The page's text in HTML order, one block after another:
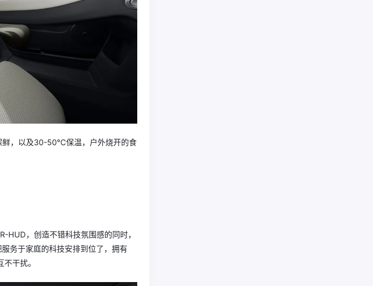
鲜，以及30-50℃保温，户外烧开的食
HUD，创造不错科技氛围感的同时，
务于家庭的科技安排到位了，拥有
干扰。